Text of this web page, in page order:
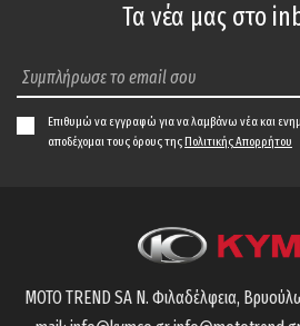
Τα νέα μας στο
Επιθυμώ να εγγραφώ για να λαμβάνω νέα και
αποδέχομαι τους όρους τηςΠολιτικής Απορρήτου
MOTO TREND SA Ν. Φιλαδέλφεια,